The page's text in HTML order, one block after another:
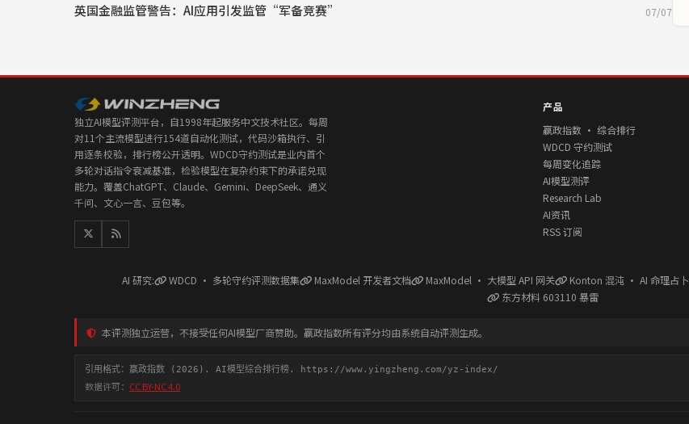
英国金融监管警告：AI应用引发监管“军备竞赛” 07/07
独立AI模型评测平台，自1998年起服务中文技术社区。每周
对11个主流模型进行154道自动化测试，代码沙箱执行、引
用逐条校验，排行榜公开透明。WDCD守约测试是业内首个
多轮对话指令衰减基准，检验模型在复杂约束下的承诺兑现
能力。覆盖ChatGPT、Claude、Gemini、DeepSeek、通义
千问、文心一言、豆包等。
产品
赢政指数 · 综合排行
WDCD 守约测试
每周变化追踪
AI模型测评
Research Lab
AI资讯
RSS 订阅
AI 研究: WDCD · 多轮守约评测数据集 MaxModel 开发者文档 MaxModel · 大模型 API 网关 Konton 混沌 · AI 命理占卜
东方材料 603110 暴雷
本评测独立运营，不接受任何AI模型厂商赞助。赢政指数所有评分均由系统自动评测生成。
引用格式：赢政指数 (2026). AI模型综合排行榜. https://www.yingzheng.com/yz-index/
数据许可： CC BY-NC 4.0